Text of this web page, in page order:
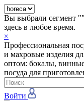
Вы выбрали сегмент "
здесь в любое время.
×
Профессиональная
и махровые изделия
оптом: бокалы,
посуда для
Войти